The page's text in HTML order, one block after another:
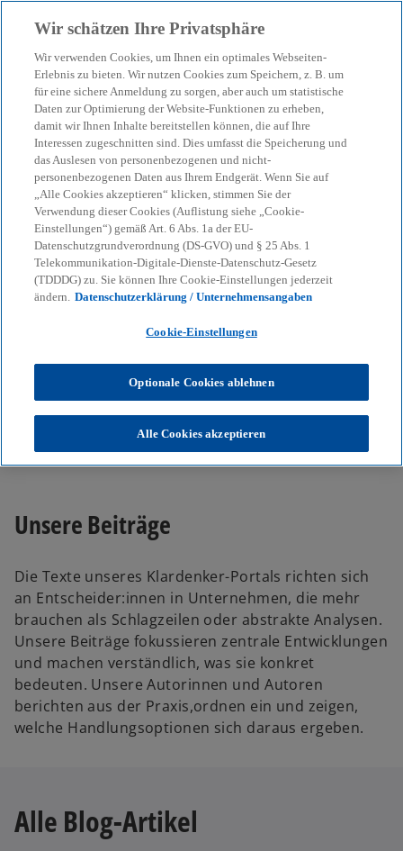
menu search
Unser Blog – Insights für
Ihre nächsten
Entscheidungen
Wir helfen Ihnen, den Überblick zu behalten
bei geopolitischen Verschiebungen, neuen
Unser Blog – Insights für Ihre nächsten Entscheidungen
Unsere Beiträge
Die Texte unseres Klardenker-Portals richten sich
an Entscheider:innen in Unternehmen, die mehr
brauchen als Schlagzeilen oder abstrakte Analysen.
Unsere Beiträge fokussieren zentrale Entwicklungen
und machen verständlich, was sie konkret
bedeuten. Unsere Autorinnen und Autoren
berichten aus der Praxis,ordnen ein und zeigen,
welche Handlungsoptionen sich daraus ergeben.
Alle Blog-Artikel
Wir schätzen Ihre Privatsphäre
Wir verwenden Cookies, um Ihnen ein optimales Webseiten-
Erlebnis zu bieten. Wir nutzen Cookies zum Speichern, z. B. um
für eine sichere Anmeldung zu sorgen, aber auch um statistische
Daten zur Optimierung der Website-Funktionen zu erheben,
damit wir Ihnen Inhalte bereitstellen können, die auf Ihre
Interessen zugeschnitten sind. Dies umfasst die Speicherung und
das Auslesen von personenbezogenen und nicht-
personenbezogenen Daten aus Ihrem Endgerät. Wenn Sie auf
„Alle Cookies akzeptieren“ klicken, stimmen Sie der
Verwendung dieser Cookies (Auflistung siehe „Cookie-
Einstellungen“) gemäß Art. 6 Abs. 1a der EU-
Datenschutzgrundverordnung (DS-GVO) und § 25 Abs. 1
Telekommunikation-Digitale-Dienste-Datenschutz-Gesetz
(TDDDG) zu. Sie können Ihre Cookie-Einstellungen jederzeit
ändern. Datenschutzerklärung / Unternehmensangaben
Cookie-Einstellungen
Optionale Cookies ablehnen
Alle Cookies akzeptieren